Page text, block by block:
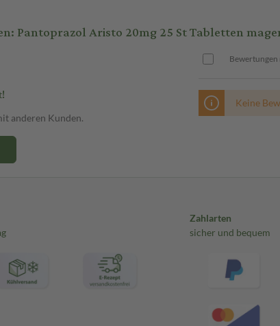
Pantoprazol Aristo 20mg 25 St Tabletten
anderen Kunden.
Bewertungen
Keine
Zahlarten
sicher und bequem